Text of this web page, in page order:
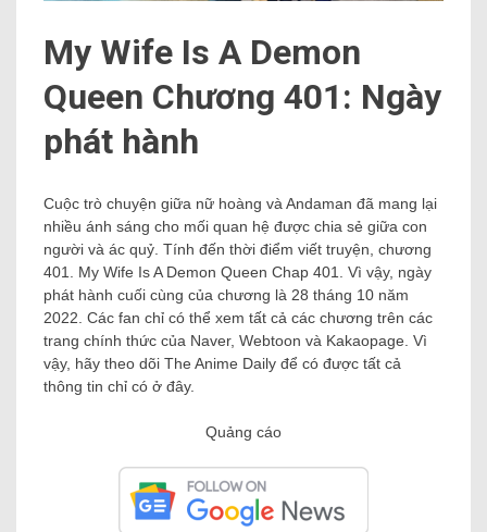
My Wife Is A Demon
Queen Chương 401: Ngày
phát hành
Cuộc trò chuyện giữa nữ hoàng và Andaman đã mang lại
nhiều ánh sáng cho mối quan hệ được chia sẻ giữa con
người và ác quỷ. Tính đến thời điểm viết truyện, chương
401. My Wife Is A Demon Queen Chap 401. Vì vậy, ngày
phát hành cuối cùng của chương là 28 tháng 10 năm
2022. Các fan chỉ có thể xem tất cả các chương trên các
trang chính thức của Naver, Webtoon và Kakaopage. Vì
vậy, hãy theo dõi The Anime Daily để có được tất cả
thông tin chỉ có ở đây.
Quảng cáo